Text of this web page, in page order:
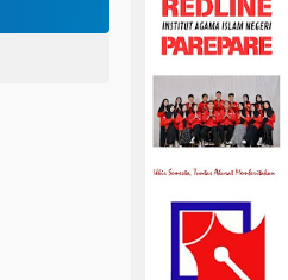
HPMM Korwil Parepare Rayakan Milad 2 Dekade Lewat Festival Budaya Massenrempulu